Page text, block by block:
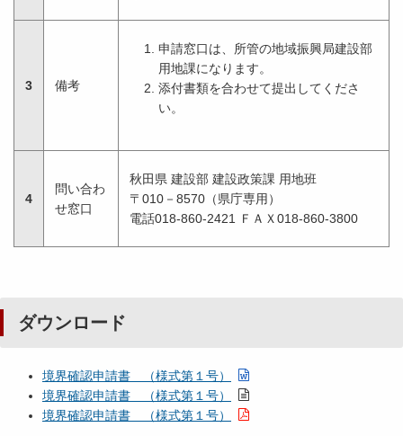
3 備考
申請窓口は、所管の地域振興局建設部
用地課になります。
添付書類を合わせて提出してくださ
い。
4
問い合わ
せ窓口
秋田県 建設部 建設政策課 用地班
〒010－8570（県庁専用）
電話018-860-2421 ＦＡＸ018-860-3800
ダウンロード
境界確認申請書 （様式第１号）
境界確認申請書 （様式第１号）
境界確認申請書 （様式第１号）